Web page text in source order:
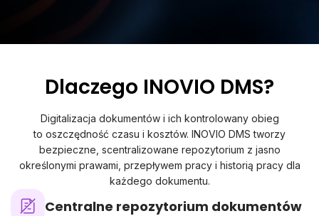
Dlaczego INOVIO DMS?
Digitalizacja dokumentów i ich kontrolowany obieg
to oszczędność czasu i kosztów. INOVIO DMS tworzy
bezpieczne, scentralizowane repozytorium z jasno
określonymi prawami, przepływem pracy i historią pracy dla
każdego dokumentu.
Centralne repozytorium dokumentów